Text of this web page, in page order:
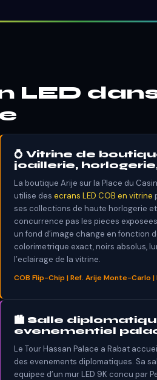
LED
💍 Vitrine de
joaillerie,
La boutique Arije sur la Place du
utilise des ecrans LED COB en vitrine
ses collections de haute horlogerie et
concurrence pas les pieces
un fond d’image change en fonction
colorimetrique exact, noirs absolus,
l’eclairage de la vitrine.
COB Flip-Chip | Ref. Arije Monte-Carlo
🏙 Salle
evenementiel
Le Tour Hassan Palace a Rabat
des evenements diplomatiques. Sa
equipee d’un mur LED 9K concu par